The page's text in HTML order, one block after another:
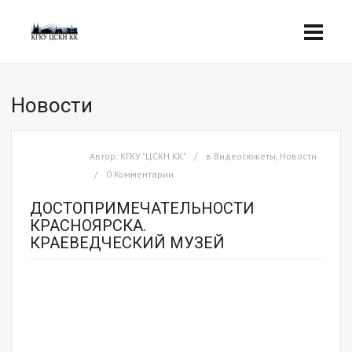
Новости
Автор: КГКУ "ЦСКН КК" в Видеосюжеты, Новости
0 Комментарии
ДОСТОПРИМЕЧАТЕЛЬНОСТИ
КРАСНОЯРСКА.
КРАЕВЕДЧЕСКИЙ МУЗЕЙ